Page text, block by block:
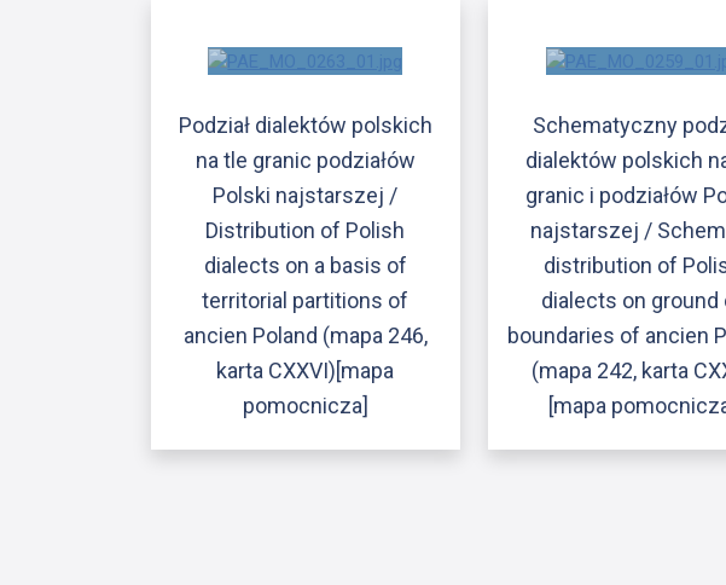
Podział dialektów polskich
na tle granic podziałów
Polski najstarszej /
Distribution of Polish
dialects on a basis of
territorial partitions of
ancien Poland (mapa 246,
karta CXXVI)[mapa
pomocnicza]
Schematyczny
dialektów polskich
granic i podziałów
najstarszej /
distribution of
dialects on ground
boundaries of ancien
(mapa 242, karta
[mapa